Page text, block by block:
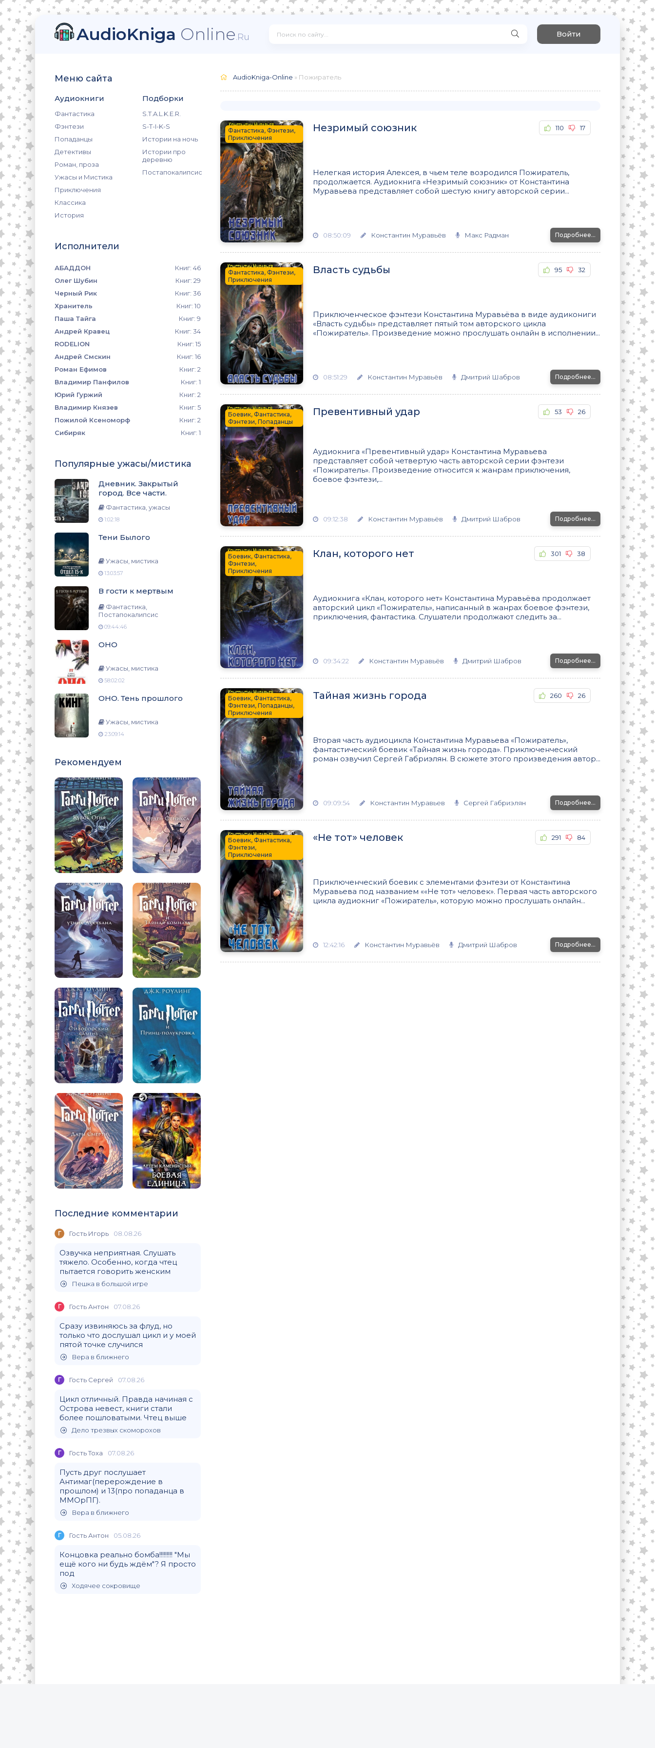
AudioKniga Online.Ru Войти
Меню сайта
Аудиокниги
Фантастика
Фэнтези
Попаданцы
Детективы
Роман, проза
Ужасы и Мистика
Приключения
Классика
История
Подборки
S.T.A.L.K.E.R.
S-T-I-K-S
Истории на ночь
Истории про
деревню
Постапокалипсис
Исполнители
АБАДДОН
Книг: 46
Олег Шубин
Книг: 29
Черный Рик
Книг: 36
Хранитель
Книг: 10
Паша Тайга
Книг: 9
Андрей Кравец
Книг: 34
RODELION
Книг: 15
Андрей Смскин
Книг: 16
Роман Ефимов
Книг: 2
Владимир Панфилов
Книг: 1
Юрий Гуржий
Книг: 2
Владимир Князев
Книг: 5
Пожилой Ксеноморф
Книг: 2
Сибиряк
Книг: 1
Популярные ужасы/мистика
Дневник. Закрытый
город. Все части.
Фантастика, ужасы
1:02:18
Тени Былого
Ужасы, мистика
13:03:57
В гости к мертвым
Фантастика,
Постапокалипсис
09:44:46
ОНО
Ужасы, мистика
58:02:02
ОНО. Тень прошлого
Ужасы, мистика
23:09:14
Рекомендуем
Последние комментарии
Г Гость Игорь 08.08.26
Озвучка неприятная. Слушать
тяжело. Особенно, когда чтец
пытается говорить женским
Пешка в большой игре
Г Гость Антон 07.08.26
Сразу извиняюсь за флуд, но
только что дослушал цикл и у моей
пятой точке случился
Вера в ближнего
Г Гость Сергей 07.08.26
Цикл отличный. Правда начиная с
Острова невест, книги стали
более пошловатыми. Чтец выше
Дело трезвых скоморохов
Г Гость Тоха 07.08.26
Пусть друг послушает
Антимаг(перерождение в
прошлом) и 13(про попаданца в
ММОрПГ).
Вера в ближнего
Г Гость Антон 05.08.26
Концовка реально бомба!!!!!!!!! "Мы
ещё кого ни будь ждём"? Я просто
под
Ходячее сокровище
AudioKniga-Online » Пожиратель
Фантастика, Фэнтези,
Приключения
Незримый союзник 110 17
Нелегкая история Алексея, в чьем теле возродился Пожиратель,
продолжается. Аудиокнига «Незримый союзник» от Константина
Муравьева представляет собой шестую книгу авторской серии...
08:50:09 Константин Муравьёв Макс Радман Подробнее...
Фантастика, Фэнтези,
Приключения
Власть судьбы 95 32
Приключенческое фэнтези Константина Муравьёва в виде аудикониги
«Власть судьбы» представляет пятый том авторского цикла
«Пожиратель». Произведение можно прослушать онлайн в исполнении...
08:51:29 Константин Муравьёв Дмитрий Шабров Подробнее...
Боевик, Фантастика,
Фэнтези, Попаданцы
Превентивный удар 53 26
Аудиокнига «Превентивный удар» Константина Муравьева
представляет собой четвертую часть авторской серии фэнтези
«Пожиратель». Произведение относится к жанрам приключения,
боевое фэнтези,...
09:12:38 Константин Муравьёв Дмитрий Шабров Подробнее...
Боевик, Фантастика,
Фэнтези,
Приключения
Клан, которого нет 301 38
Аудиокнига «Клан, которого нет» Константина Муравьёва продолжает
авторский цикл «Пожиратель», написанный в жанрах боевое фэнтези,
приключения, фантастика. Слушатели продолжают следить за...
09:34:22 Константин Муравьёв Дмитрий Шабров Подробнее...
Боевик, Фантастика,
Фэнтези, Попаданцы,
Приключения
Тайная жизнь города 260 26
Вторая часть аудиоцикла Константина Муравьева «Пожиратель»,
фантастический боевик «Тайная жизнь города». Приключенческий
роман озвучил Сергей Габриэлян. В сюжете этого произведения автор...
09:09:54 Константин Муравьев Сергей Габриэлян Подробнее...
Боевик, Фантастика,
Фэнтези,
Приключения
«Не тот» человек 291 84
Приключенческий боевик с элементами фэнтези от Константина
Муравьева под названием ««Не тот» человек». Первая часть авторского
цикла аудиокниг «Пожиратель», которую можно прослушать онлайн...
12:42:16 Константин Муравьёв Дмитрий Шабров Подробнее...